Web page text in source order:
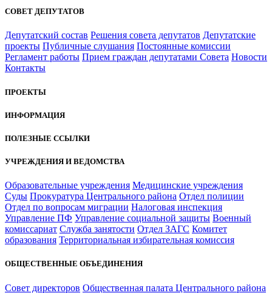
СОВЕТ ДЕПУТАТОВ
Депутатский состав Решения совета депутатов Депутатские
проекты Публичные слушания Постоянные комиссии
Регламент работы Прием граждан депутатами Совета Новости
Контакты
ПРОЕКТЫ
ИНФОРМАЦИЯ
ПОЛЕЗНЫЕ ССЫЛКИ
УЧРЕЖДЕНИЯ И ВЕДОМСТВА
Образовательные учреждения Медицинские учреждения
Суды Прокуратура Центрального района Отдел полиции
Отдел по вопросам миграции Налоговая инспекция
Управление ПФ Управление социальной защиты Военный
комиссариат Служба занятости Отдел ЗАГС Комитет
образования Территориальная избирательная комиссия
ОБЩЕСТВЕННЫЕ ОБЪЕДИНЕНИЯ
Совет директоров Общественная палата Центрального района